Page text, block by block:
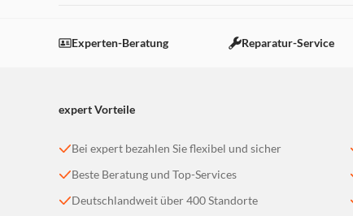
Einstellungen anpassen
Experten-Beratung Reparatur-Service
expert Vorteile
Bei expert bezahlen Sie flexibel und sicher
Beste Beratung und Top-Services
Deutschlandweit über 400 Standorte